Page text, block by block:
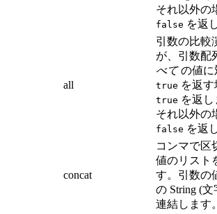
それ以外の
false を返
all
引数の比較
が、引数配
べての値に
true を返す
true を返し
それ以外の
false を返
concat
コンマで区
値のリスト
す。引数の
の String (文
連結します。